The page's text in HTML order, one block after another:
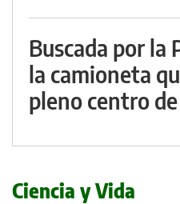
Buscada por la
la camioneta
pleno centro
Ciencia y Vida